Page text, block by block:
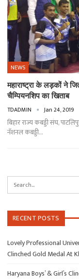
NEWS
महाराष्ट्रा के लड़कों ने
चैम्पियनशिप का खिताब
TDADMIN Jan 24, 2019
बिहार राज्य कबड्डी संघ,
नॅशनल कबड्डी…
RECENT POSTS
Lovely Professional
Clinched Gold Medal At
Haryana Boys’ & Girl’s